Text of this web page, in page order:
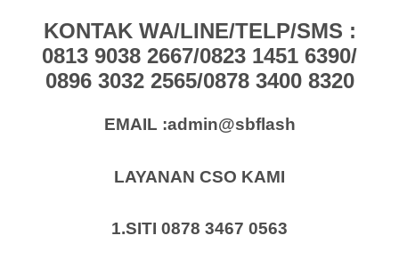
KONTAK WA/LINE/TELP/SMS :
0813 9038 2667/0823 1451 6390/
0896 3032 2565/0878 3400 8320
EMAIL :admin@sbflash
LAYANAN CSO KAMI
1.SITI 0878 3467 0563